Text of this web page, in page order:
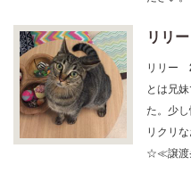
リリー
とは兄
た。少
リクリ
☆≪譲渡